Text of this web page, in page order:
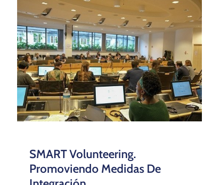
SMART Volunteering.
Promoviendo Medidas De